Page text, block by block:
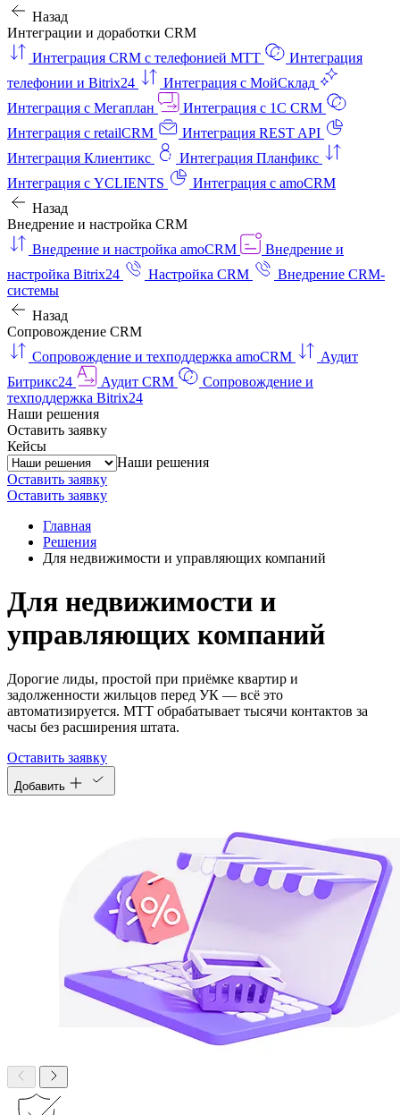
Назад
Интеграции и доработки CRM
Интеграция CRM с телефонией МТТ
Интеграция
телефонии и Bitrix24
Интеграция с МойСклад
Интеграция с Мегаплан
Интеграция с 1C CRM
Интеграция с retailCRM
Интеграция REST API
Интеграция Клиентикс
Интеграция Планфикс
Интеграция с YCLIENTS
Интеграция с amoCRM
Назад
Внедрение и настройка CRM
Внедрение и настройка amoCRM
Внедрение и
настройка Bitrix24
Настройка CRM
Внедрение CRM-
системы
Назад
Сопровождение CRM
Сопровождение и техподдержка amoCRM
Аудит
Битрикс24
Аудит CRM
Сопровождение и
техподдержка Bitrix24
Наши решения
Оставить заявку
Кейсы
Наши решения
Оставить заявку
Оставить заявку
Главная
Решения
Для недвижимости и управляющих компаний
Для недвижимости и
управляющих компаний
Дорогие лиды, простой при приёмке квартир и
задолженности жильцов перед УК — всё это
автоматизируется. МТТ обрабатывает тысячи контактов за
часы без расширения штата.
Оставить заявку
Добавить